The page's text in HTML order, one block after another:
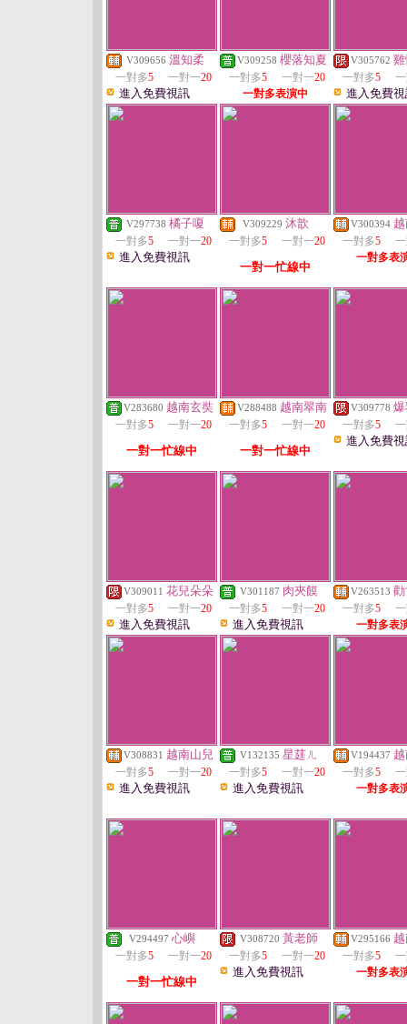
V309656 溫知柔
一對多5 一對一20
進入免費視訊
V309258 櫻落知夏
一對多5 一對一20
一對多表演中
V305762
一對多5
進入免費
V297738 橘子嗄
一對多5 一對一20
進入免費視訊
V309229 沐歆
一對多5 一對一20
一對一忙線中
V300394
一對多5
一對多表
V283680 越南玄奘
一對多5 一對一20
一對一忙線中
V288488 越南翠南
一對多5 一對一20
一對一忙線中
V309778
一對多5
進入免費
V309011 花兒朵朵
一對多5 一對一20
進入免費視訊
V301187 肉夾饃
一對多5 一對一20
進入免費視訊
V263513
一對多5
一對多表
V308831 越南山兒
一對多5 一對一20
進入免費視訊
V132135 星莛ㄦ
一對多5 一對一20
進入免費視訊
V194437
一對多5
一對多表
V294497 心嶼
一對多5 一對一20
一對一忙線中
V308720 黃老師
一對多5 一對一20
進入免費視訊
V295166
一對多5
一對多表